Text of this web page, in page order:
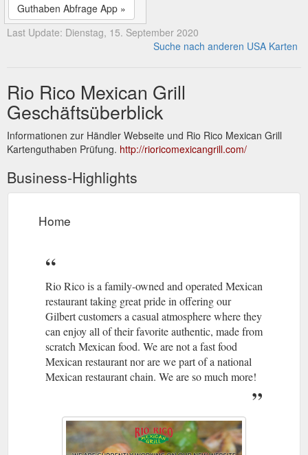
Guthaben Abfrage App »
Last Update: Dienstag, 15. September 2020
Suche nach anderen USA Karten
Rio Rico Mexican Grill
Geschäftsüberblick
Informationen zur Händler Webseite und Rio Rico Mexican Grill
Kartenguthaben Prüfung. http://rioricomexicangrill.com/
Business-Highlights
Home
Rio Rico is a family-owned and operated Mexican
restaurant taking great pride in offering our
Gilbert customers a casual atmosphere where they
can enjoy all of their favorite authentic, made from
scratch Mexican food. We are not a fast food
Mexican restaurant nor are we part of a national
Mexican restaurant chain. We are so much more!